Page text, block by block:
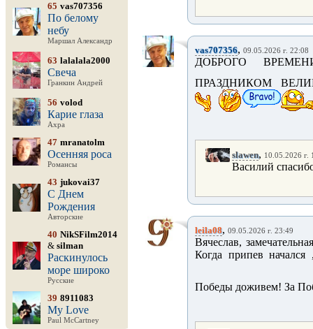
65 vas707356
По белому
небу
Маршал Александр
63 lalalala2000
Свеча
Гранкин Андрей
56 volod
Карие глаза
Ахра
47 mranatolm
Осенняя роса
Романсы
43 jukovai37
С Днем
Рождения
Авторские
40 NikSFilm2014
& silman
Раскинулось
море широко
Русские
39 8911083
My Love
Paul McCartney
vas707356, 09.05.2026 г. 22:08
ДОБРОГО
ПРАЗДНИКОМ
slawen, 10.05.2026 г.
Василий
leila08, 09.05.2026 г. 23:49
Вячеслав,
Когда припев
Победы доживем! За